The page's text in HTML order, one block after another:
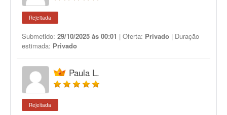
Rejeitada
Submetido: 29/10/2025 às 00:01 | Oferta: Privado | Duração
estimada: Privado
Paula L.
Rejeitada